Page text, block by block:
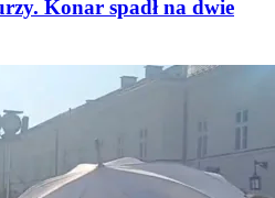
Konar spadł na dwie